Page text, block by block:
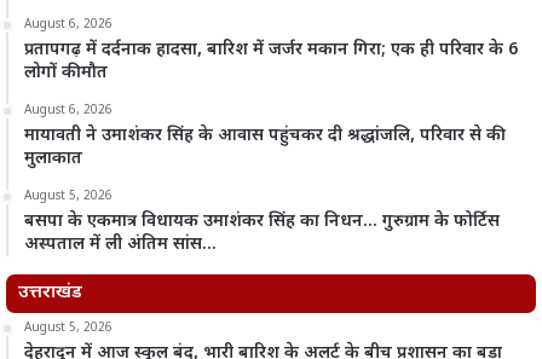
August 6, 2026
प्रतापगढ़ में दर्दनाक हादसा, बारिश में जर्जर मकान गिरा; एक ही परिवार के 6
लोगों की मौत
August 6, 2026
मायावती ने उमाशंकर सिंह के आवास पहुंचकर दी श्रद्धांजलि, परिवार से की
मुलाकात
August 5, 2026
बसपा के एकमात्र विधायक उमाशंकर सिंह का निधन… गुरुग्राम के फोर्टिस
अस्पताल में ली अंतिम सांस…
उत्तराखंड
August 5, 2026
देहरादून में आज स्कूल बंद, भारी बारिश के अलर्ट के बीच प्रशासन का बड़ा